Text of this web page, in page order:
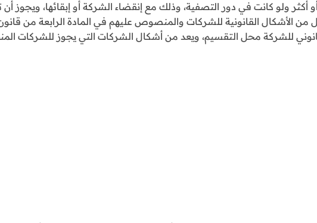
ولو كانت في دور التصفية، وذلك مع إنقضاء الشركة أو إبقائها، ويجوز أن
الأشكال القانونية للشركات والمنصوص عليهم في المادة الرابعة من
للشركة محل التقسيم، ويعد من أشكال الشركات التي يجوز للشركات